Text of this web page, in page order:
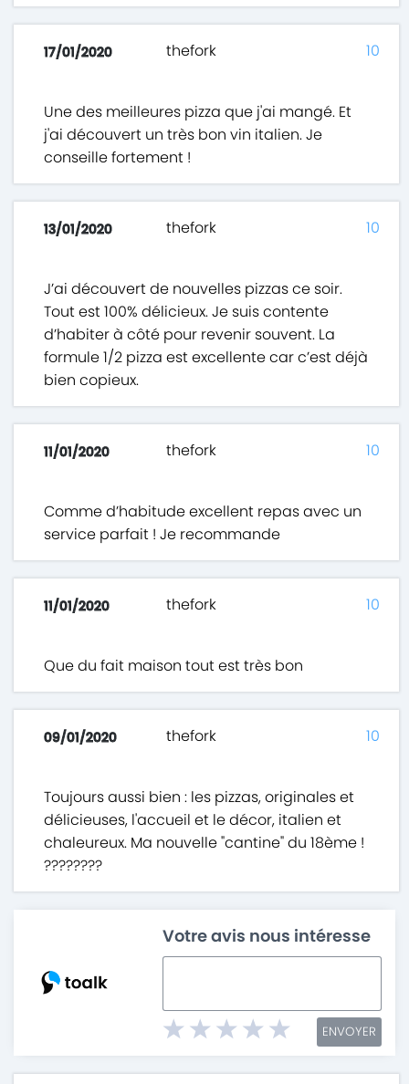
17/01/2020 thefork
Une des meilleures pizza que j'ai mangé. Et
j'ai découvert un très bon vin italien. Je
conseille fortement !
10
13/01/2020 thefork
J’ai découvert de nouvelles pizzas ce soir.
Tout est 100% délicieux. Je suis contente
d’habiter à côté pour revenir souvent. La
formule 1/2 pizza est excellente car c’est déjà
bien copieux.
10
11/01/2020 thefork
Comme d’habitude excellent repas avec un
service parfait ! Je recommande
10
11/01/2020 thefork
Que du fait maison tout est très bon
10
09/01/2020 thefork
Toujours aussi bien : les pizzas, originales et
délicieuses, l'accueil et le décor, italien et
chaleureux. Ma nouvelle "cantine" du 18ème !
????????
10
Votre avis nous intéresse
ENVOYER